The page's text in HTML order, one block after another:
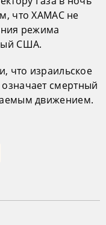
что ХАМАС не
режима
США.
что израильское
смертный
движением.